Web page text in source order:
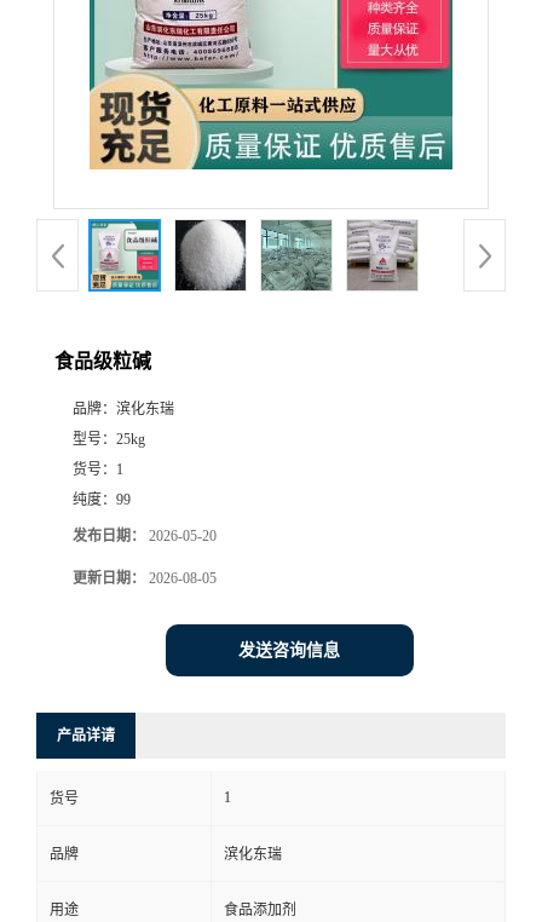
食品级粒碱
品牌： 滨化东瑞
型号： 25kg
货号： 1
纯度： 99
发布日期： 2026-05-20
更新日期： 2026-08-05
发送咨询信息
产品详请
货号 1
品牌 滨化东瑞
用途 食品添加剂